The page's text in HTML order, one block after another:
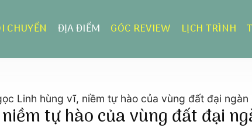
CHUYỂN ĐỊA ĐIỂM GÓC REVIEW LỊCH TRÌNH
Linh hùng vĩ, niềm tự hào của vùng đất đại ngàn
tự hào của vùng đất đại